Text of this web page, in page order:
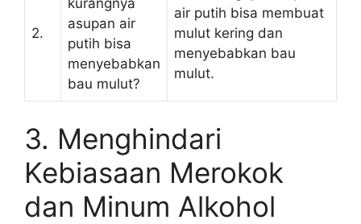
2.
asupan air
putih bisa
menyebabkan
bau mulut?
air putih bisa membuat
mulut kering dan
menyebabkan bau
mulut.
3. Menghindari
Kebiasaan Merokok
dan Minum Alkohol